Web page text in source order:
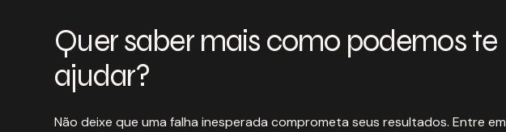
Quer saber mais como podemos te
ajudar?
Não deixe que uma falha inesperada comprometa seus resultados. Entre em